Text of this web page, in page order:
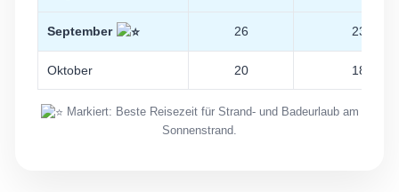
September 26 23
Oktober 20 18
Markiert: Beste Reisezeit für Strand- und Badeurlaub am
Sonnenstrand.